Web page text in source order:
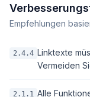
Empfehlungen
2.4.4 Linktexte
Vermeiden
2.1.1 Alle